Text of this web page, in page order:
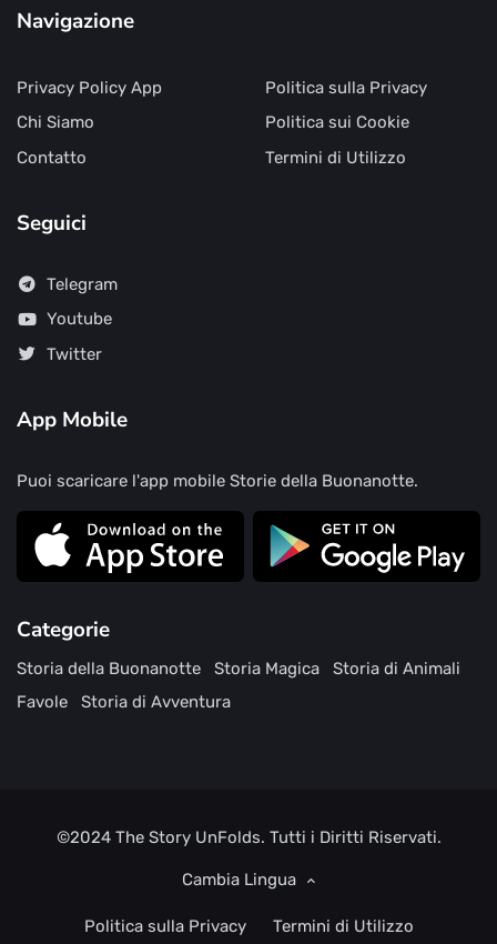
Navigazione
Privacy Policy App
Chi Siamo
Contatto
Politica sulla Privacy
Politica sui Cookie
Termini di Utilizzo
Seguici
Telegram
Youtube
Twitter
App Mobile
Puoi scaricare l'app mobile Storie della Buonanotte.
Categorie
Storia della Buonanotte Storia Magica
Storia di Animali
Favole
Storia di Avventura
©2024 The Story UnFolds. Tutti i Diritti Riservati.
Cambia Lingua
Politica sulla Privacy Termini di Utilizzo